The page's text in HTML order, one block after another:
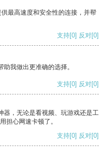
最高速度和安全性的连接，并帮
支持[0] 反对[0]
我做出更准确的选择。
支持[0] 反对[0]
器，无论是看视频、玩游戏还是工
担心网速卡顿了。
支持[0] 反对[0]